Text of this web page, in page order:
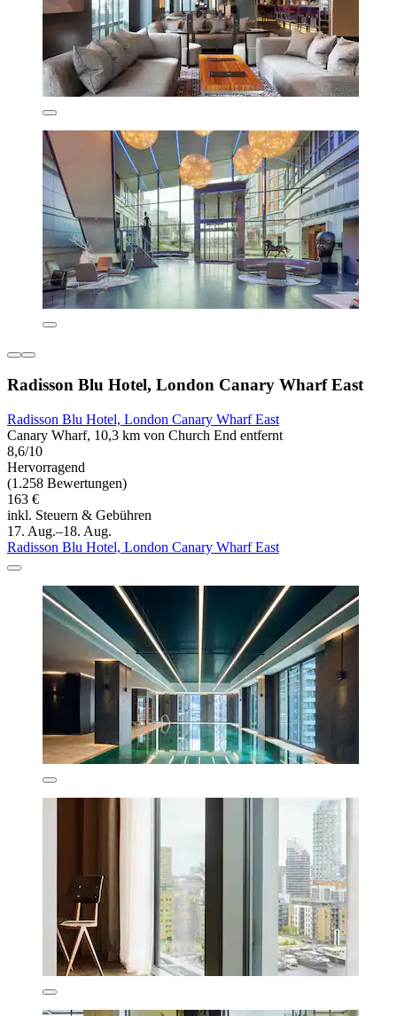
Radisson Blu Hotel, London Canary Wharf East
Radisson Blu Hotel, London Canary Wharf East
Canary Wharf, 10,3 km von Church End entfernt
8,6/10
Hervorragend
(1.258 Bewertungen)
163 €
inkl. Steuern & Gebühren
17. Aug.–18. Aug.
Radisson Blu Hotel, London Canary Wharf East